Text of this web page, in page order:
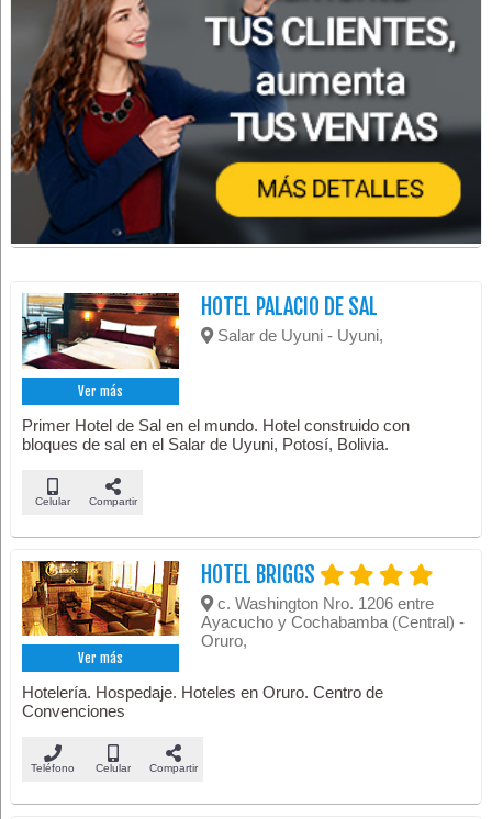
Ver más
HOTEL PALACIO DE SAL
Salar de Uyuni - Uyuni,
Primer Hotel de Sal en el mundo. Hotel construido con
bloques de sal en el Salar de Uyuni, Potosí, Bolivia.
Celular Compartir
Ver más
HOTEL BRIGGS
c. Washington Nro. 1206 entre
Ayacucho y Cochabamba (Central) -
Oruro,
Hotelería. Hospedaje. Hoteles en Oruro. Centro de
Convenciones
Teléfono Celular Compartir